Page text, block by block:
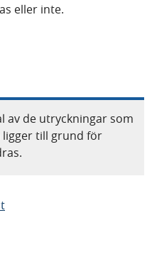
eller inte.
de utryckningar som
till grund för